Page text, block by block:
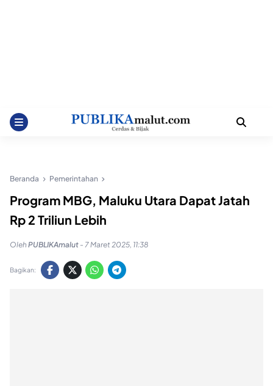
Beranda Pemerintahan
Program MBG, Maluku Utara Dapat Jatah
Rp 2 Triliun Lebih
OlehPUBLIKAmalut - 7 Maret 2025, 11:38
Bagikan: